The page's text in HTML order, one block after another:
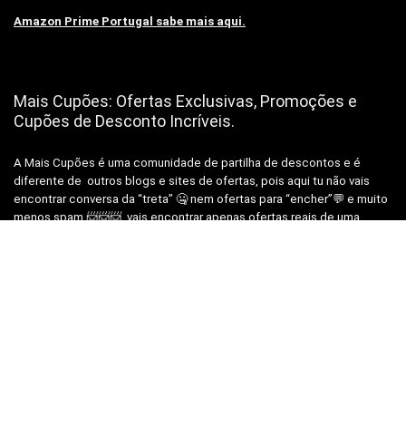
Amazon Prime Portugal sabe mais aqui.
Mais Cupões: Ofertas Exclusivas, Promoções e
Cupões de Desconto Incríveis.
A Mais Cupões é uma comunidade de partilha de descontos e é
diferente de outros blogs e sites de ofertas, pois aqui tu não vais
encontrar conversa da “treta” 🤐 nem ofertas para “encher”💬 e muito
menos spam 📨📨📨, vais encontrar apenas ofertas reais de uma